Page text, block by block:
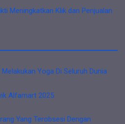
Meningkatkan Klik dan Penjualan
Yoga Di Seluruh Dunia
Alfamart 2025
Yang Terobsesi Dengan